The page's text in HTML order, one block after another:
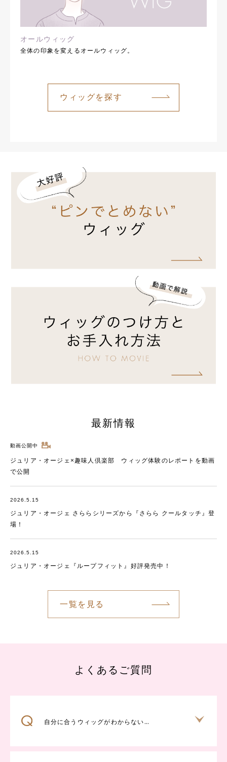
オールウィッグ
全体の印象を変えるオールウィッグ。
ウィッグを探す
最新情報
動画公開中
ジュリア・オージェ×趣味人倶楽部 ウィッグ体験のレポートを動画
で公開
2026.5.15
ジュリア・オージェ さららシリーズから『さらら クールタッチ』登
場！
2026.5.15
ジュリア・オージェ『ループフィット』好評発売中！
一覧を見る
よくあるご質問
自分に合うウィッグがわからない…